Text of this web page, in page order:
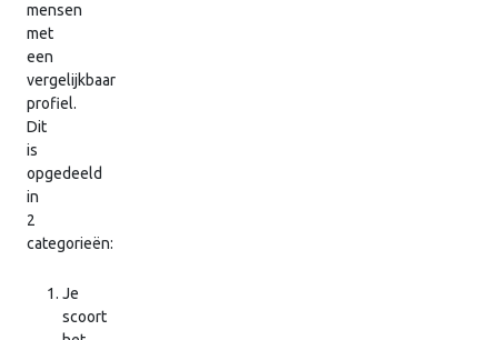
mensen
met
een
vergelijkbaar
profiel.
Dit
is
opgedeeld
in
2
categorieën:
Je
scoort